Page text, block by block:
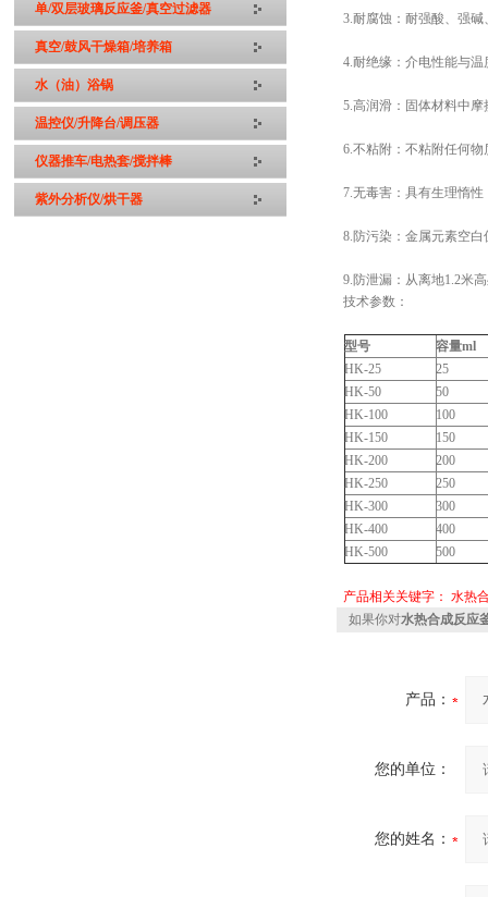
单/双层玻璃反应釜/真空过滤器
真空/鼓风干燥箱/培养箱
水（油）浴锅
温控仪/升降台/调压器
仪器推车/电热套/搅拌棒
紫外分析仪/烘干器
3.耐腐蚀：耐强酸、强
4.耐绝缘：介电性能与
5.高润滑：固体材料中摩
6.不粘附：不粘附任何
7.无毒害：具有生理惰
8.防污染：金属元素空白
9.防泄漏：从离地1.2米
技术参数：
型号
容量ml
HK-25
25
HK-50
50
HK-100
100
HK-150
150
HK-200
200
HK-250
250
HK-300
300
HK-400
400
HK-500
500
产品相关关键字：水热
如果你对水热合成反应
产品：
您的单位：
您的姓名：